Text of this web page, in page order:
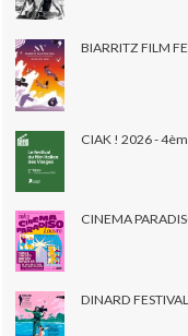
BIARRITZ FILM
CIAK ! 2026 -
CINEMA
DINARD